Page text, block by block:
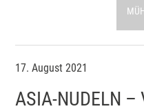
17. August 2021
ASIA-NUDELN –